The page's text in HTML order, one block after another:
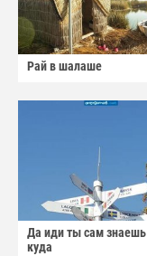
Рай в шалаше
Да иди ты сам знаешь
куда